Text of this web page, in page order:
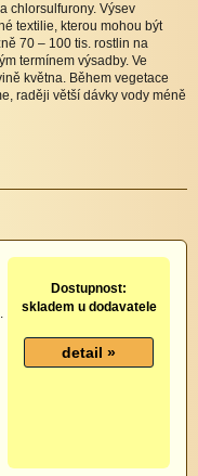
chlorsulfurony. Výsev
textilie, kterou mohou být
70 – 100 tis. rostlin na
termínem výsadby. Ve
května. Během vegetace
raději větší dávky vody méně
Dostupnost:
skladem u dodavatele